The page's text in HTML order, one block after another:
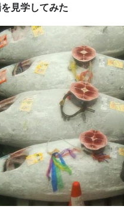
見学してみた